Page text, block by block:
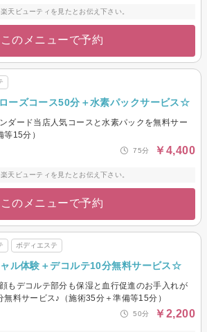
天ビューティを見たとお伝え下さい。
このメニューで予約
ーズコース50分＋水素パックサービス☆
ダード当店人気コースと水素パックを無料サー
15分）
75分 ￥4,400
天ビューティを見たとお伝え下さい。
このメニューで予約
ボディエステ
ル体験＋デコルテ10分無料サービス☆
もデコルテ部分も保湿と血行促進のお手入れが
料サービス♪（施術35分＋準備等15分）
50分 ￥2,200